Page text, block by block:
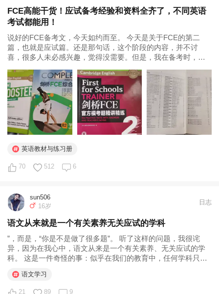
FCE高能干货！应试备考经验和资料全齐了，不同英语
考试都能用！
说好的FCE备考文，今天如约而至。 今天是关于FCE的第二
篇，也就是应试篇。还是那句话，这个阶段的内容，并不讨
喜，很多人未必感兴趣，觉得没需要。但是，我在备考时，看
验。一些老师的分享安排，用的材料特别专业。从家庭自鸡角
度，不太友好。我完全搞不动...
英语教材与练习册
70 512 6
sun506
16岁
日志
语文从来就是一个有关素养无关应试的学科
”，而是，“你是不是做了很多题”。 听了这样的问题，我很诧
异，因为在我心中，语文从来是一个有关素养、无关应试的学
科。 这是一件奇怪的事：似乎在我们的教育中，任何学科只要
的佼佼者，人们普遍的第一反应也不是他有天赋或者他有素
养，而是他一定做了异常多的...
语文学习
21 89 9